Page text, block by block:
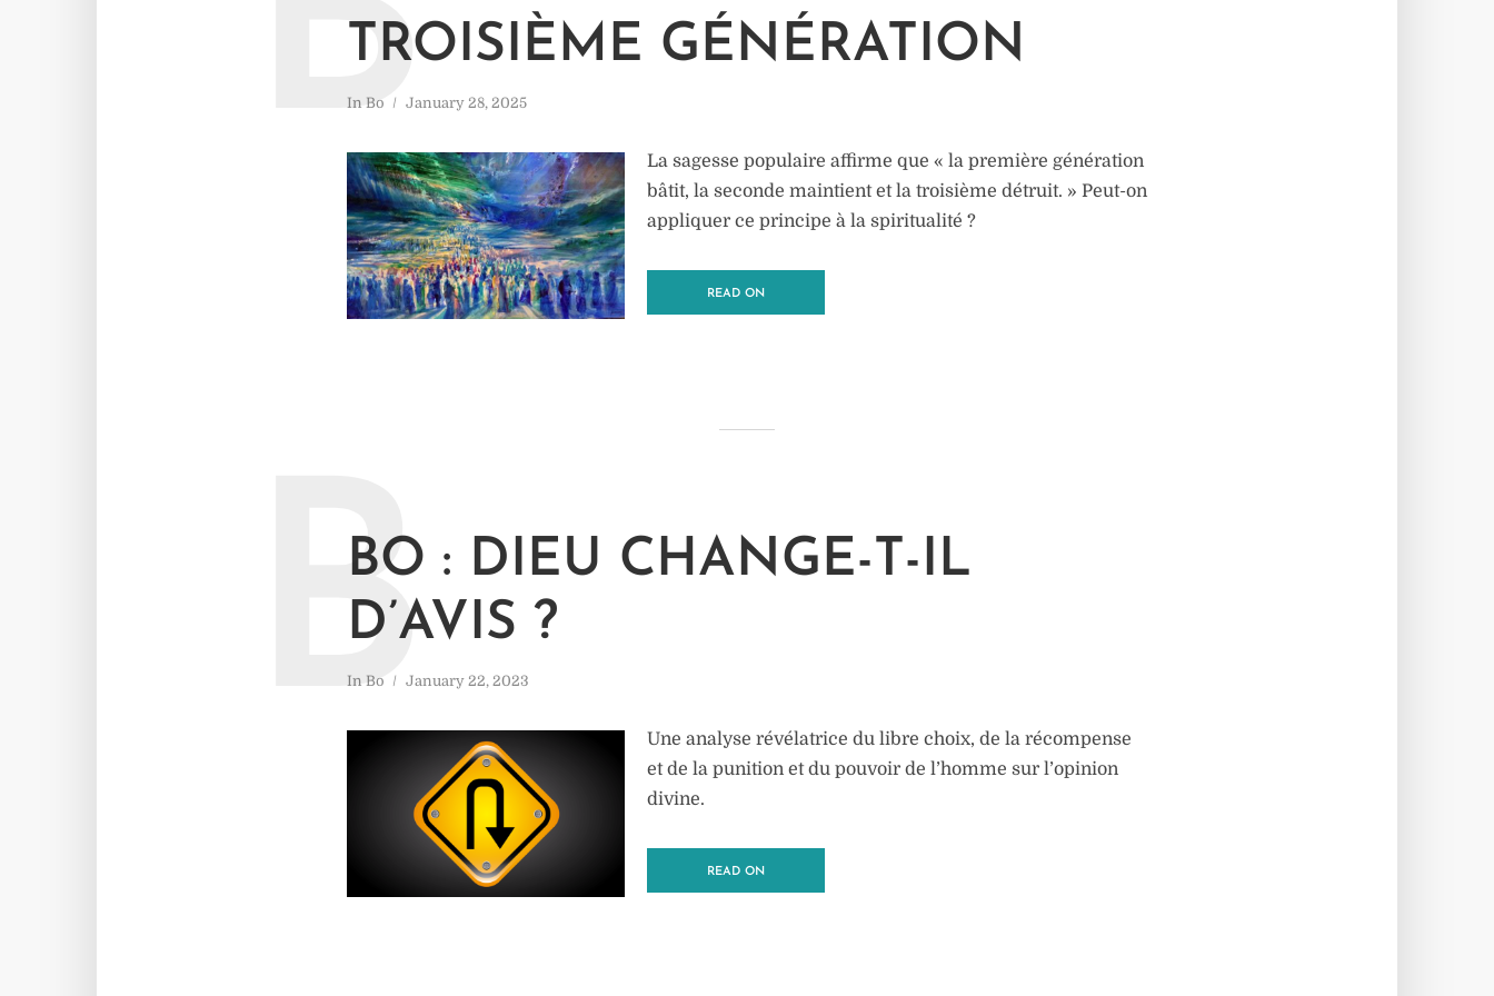
TROISIÈME GÉNÉRATION
In Bo January 28, 2025
La sagesse populaire affirme que « la première génération
bâtit, la seconde maintient et la troisième détruit. » Peut-on
appliquer ce principe à la spiritualité ?
READ ON
BO : DIEU CHANGE-T-IL
D’AVIS ?
In Bo January 22, 2023
B
Une analyse révélatrice du libre choix, de la récompense
et de la punition et du pouvoir de l’homme sur l’opinion
divine.
READ ON